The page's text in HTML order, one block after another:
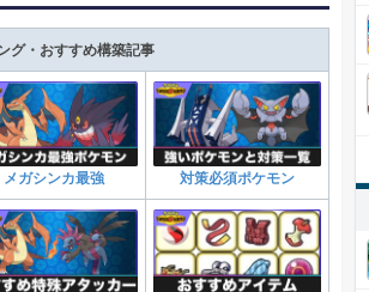
グ・おすすめ構築記事
メガシンカ最強 対策必須ポケモン